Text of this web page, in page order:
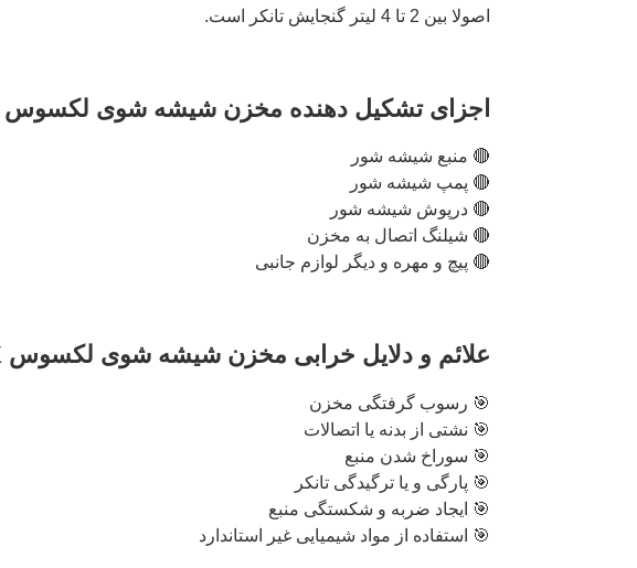
اصولا بین 2 تا 4 لیتر گنجایش تانکر است.
اجزای تشکیل دهنده مخزن شیشه شوی لکسوس NX
🔴 منبع شیشه شور
🔴 پمپ شیشه شور
🔴 درپوش شیشه شور
🔴 شیلنگ اتصال به مخزن
🔴 پیچ و مهره و دیگر لوازم جانبی
علائم و دلایل خرابی مخزن شیشه شوی لکسوس NX
🎯 رسوب گرفتگی مخزن
🎯 نشتی از بدنه یا اتصالات
🎯 سوراخ شدن منبع
🎯 پارگی و یا ترگیدگی تانکر
🎯 ایجاد ضربه و شکستگی منبع
🎯 استفاده از مواد شیمیایی غیر استاندارد